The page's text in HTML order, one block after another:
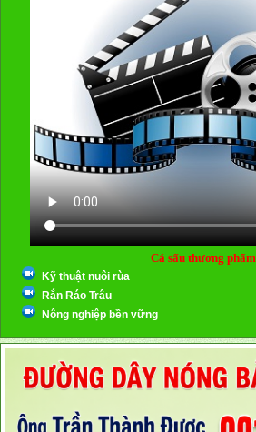
Cá sấu thương phẩm
Kỹ thuật nuôi rùa
Rắn Ráo Trâu
Nông nghiệp bền vững